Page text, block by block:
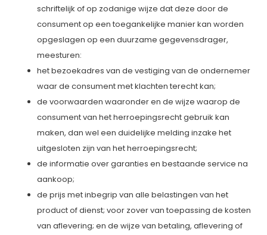
schriftelijk of op zodanige wijze dat deze door de
consument op een toegankelijke manier kan worden
opgeslagen op een duurzame gegevensdrager,
meesturen:
het bezoekadres van de vestiging van de ondernemer
waar de consument met klachten terecht kan;
de voorwaarden waaronder en de wijze waarop de
consument van het herroepingsrecht gebruik kan
maken, dan wel een duidelijke melding inzake het
uitgesloten zijn van het herroepingsrecht;
de informatie over garanties en bestaande service na
aankoop;
de prijs met inbegrip van alle belastingen van het
product of dienst; voor zover van toepassing de kosten
van aflevering; en de wijze van betaling, aflevering of